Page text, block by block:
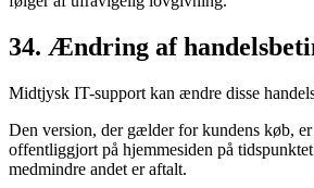
34. Ændring af
Midtjysk IT-support kan ændre disse
Den version, der gælder for kundens køb,
offentliggjort på hjemmesiden på
medmindre andet er aftalt.